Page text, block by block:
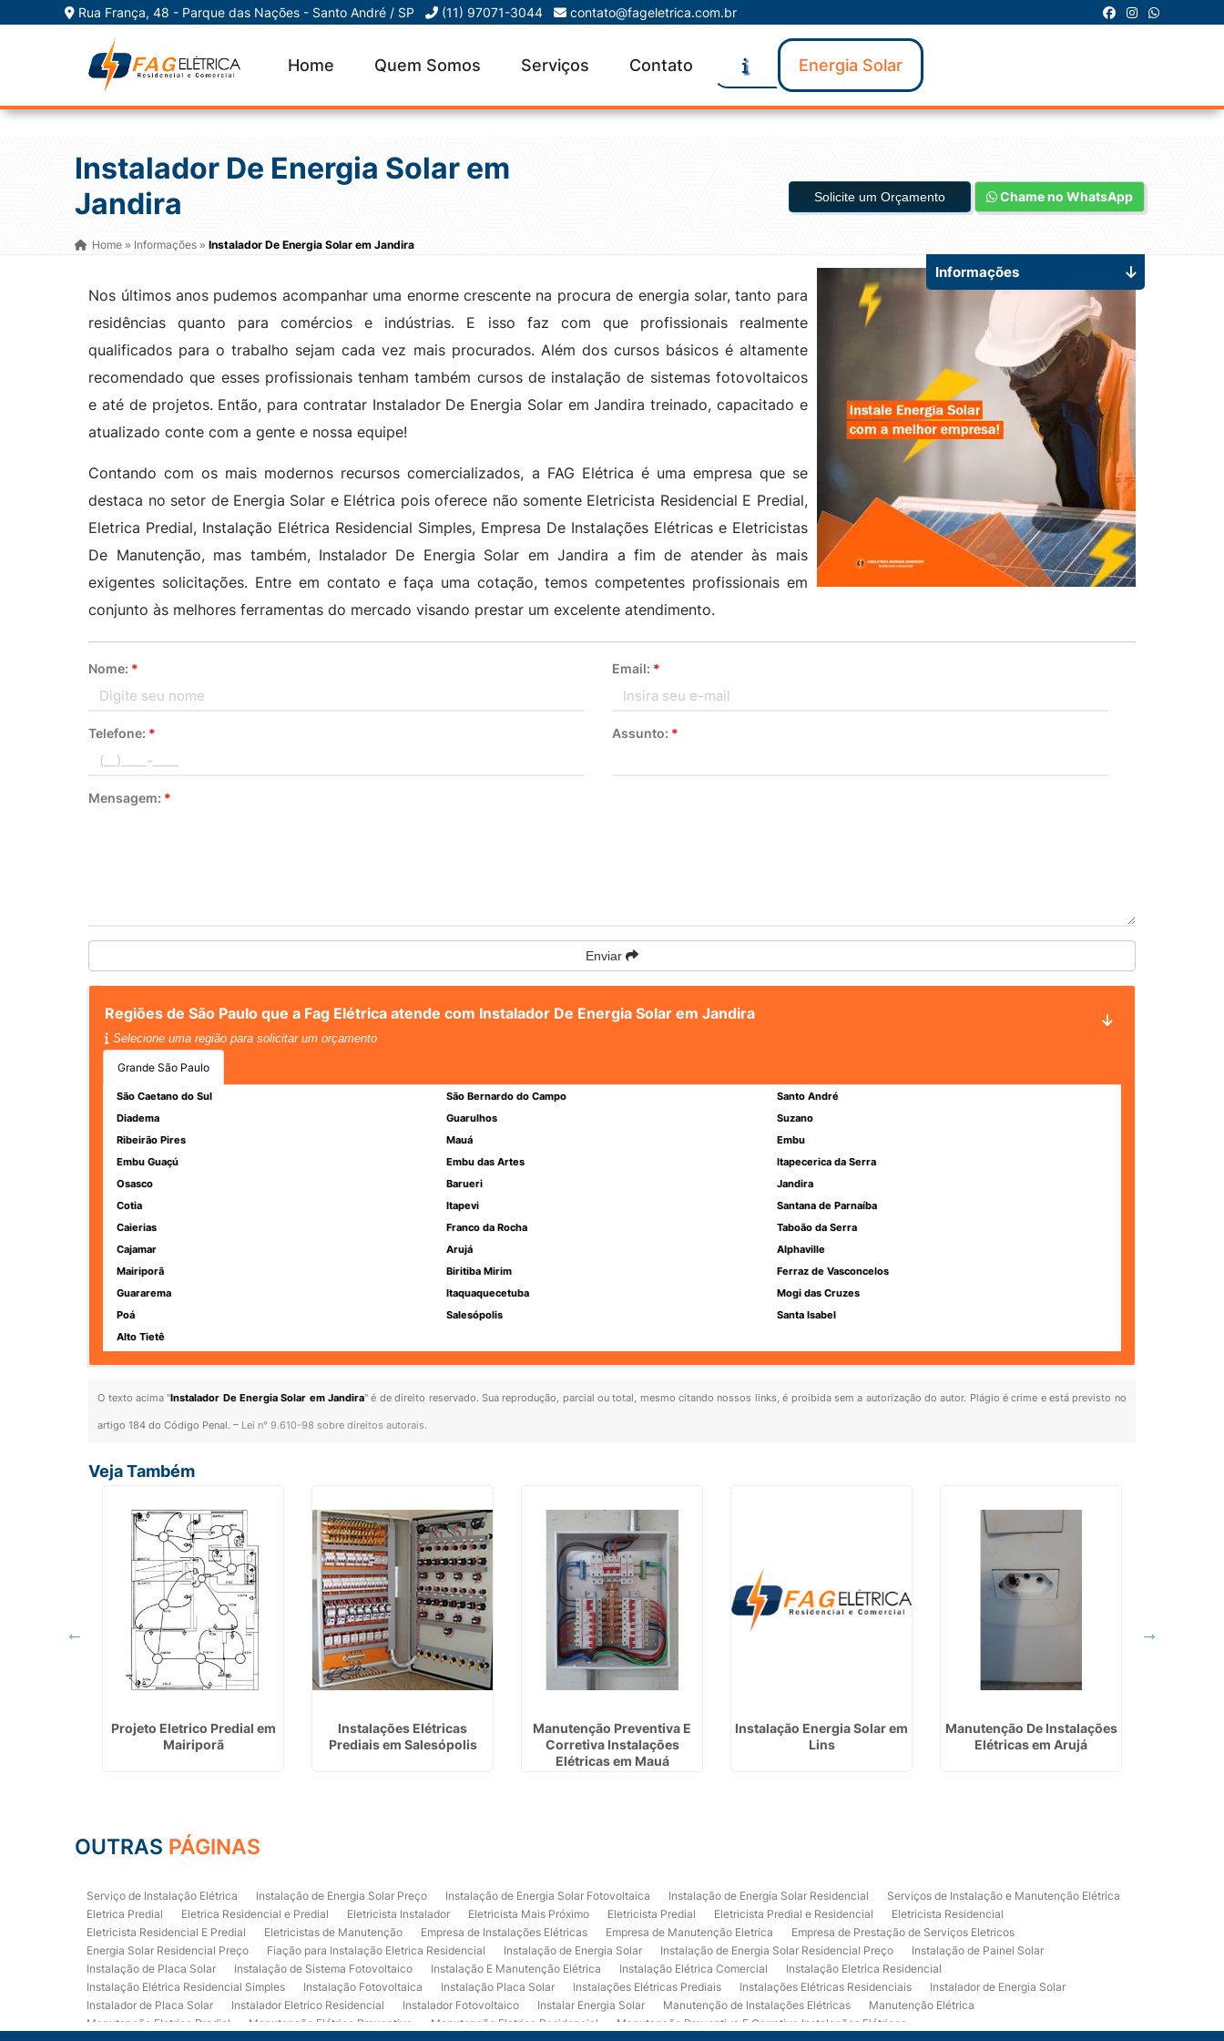
Rua França, 48 - Parque das Nações - Santo André / SP (11) 97071-3044 contato@fageletrica.com.br
Home Quem Somos Serviços Contato Energia Solar
Instalador De Energia Solar em
Jandira
Home » Informações » Instalador De Energia Solar em Jandira
Solicite um Orçamento Chame no WhatsApp
Nos últimos anos pudemos acompanhar uma enorme crescente na procura de energia solar, tanto para
residências quanto para comércios e indústrias. E isso faz com que profissionais realmente
qualificados para o trabalho sejam cada vez mais procurados. Além dos cursos básicos é altamente
recomendado que esses profissionais tenham também cursos de instalação de sistemas fotovoltaicos
e até de projetos. Então, para contratar Instalador De Energia Solar em Jandira treinado, capacitado e
atualizado conte com a gente e nossa equipe!
Contando com os mais modernos recursos comercializados, a FAG Elétrica é uma empresa que se
destaca no setor de Energia Solar e Elétrica pois oferece não somente Eletricista Residencial E Predial,
Eletrica Predial, Instalação Elétrica Residencial Simples, Empresa De Instalações Elétricas e Eletricistas
De Manutenção, mas também, Instalador De Energia Solar em Jandira a fim de atender às mais
exigentes solicitações. Entre em contato e faça uma cotação, temos competentes profissionais em
conjunto às melhores ferramentas do mercado visando prestar um excelente atendimento.
Nome: * Email: *
Telefone: * Assunto: *
Mensagem: *
Enviar
Regiões de São Paulo que a Fag Elétrica atende com Instalador De Energia Solar em Jandira
Selecione uma região para solicitar um orçamento
Grande São Paulo
São Caetano do Sul São Bernardo do Campo
Santo André
Diadema
Guarulhos
Suzano
Ribeirão Pires
Mauá
Embu
Embu Guaçú
Embu das Artes
Itapecerica da Serra
Osasco
Barueri
Jandira
Cotia
Itapevi
Santana de Parnaíba
Caierias
Franco da Rocha
Taboão da Serra
Cajamar
Arujá
Alphaville
Mairiporã
Biritiba Mirim
Ferraz de Vasconcelos
Guararema
Itaquaquecetuba
Mogi das Cruzes
Poá
Salesópolis
Santa Isabel
Alto Tietê
O texto acima "Instalador De Energia Solar em Jandira" é de direito reservado. Sua reprodução, parcial ou total, mesmo citando nossos links, é proibida sem a autorização do autor. Plágio é crime e está previsto no
artigo 184 do Código Penal. – Lei n° 9.610-98 sobre direitos autorais.
Informações
Veja Também
Projeto Eletrico Predial em
Mairiporã
Instalações Elétricas
Prediais em Salesópolis
Manutenção Preventiva E
Corretiva Instalações
Elétricas em Mauá
Instalação Energia Solar em
Lins
Manutenção De Instalações
Elétricas em Arujá
OUTRAS PÁGINAS
Serviço de Instalação Elétrica Instalação de Energia Solar Preço Instalação de Energia Solar Fotovoltaica Instalação de Energia Solar Residencial
Serviços de Instalação e Manutenção Elétrica
Eletrica Predial
Eletrica Residencial e Predial Eletricista Instalador Eletricista Mais Próximo Eletricista Predial Eletricista Predial e Residencial
Eletricista Residencial
Eletricista Residencial E Predial
Eletricistas de Manutenção Empresa de Instalações Elétricas Empresa de Manutenção Eletrica
Empresa de Prestação de Serviços Eletricos
Energia Solar Residencial Preço
Fiação para Instalação Eletrica Residencial Instalação de Energia Solar Instalação de Energia Solar Residencial Preço
Instalação de Painel Solar
Instalação de Placa Solar
Instalação de Sistema Fotovoltaico Instalação E Manutenção Elétrica Instalação Elétrica Comercial
Instalação Eletrica Residencial
Instalação Elétrica Residencial Simples
Instalação Fotovoltaica Instalação Placa Solar Instalações Elétricas Prediais Instalações Elétricas Residenciais
Instalador de Energia Solar
Instalador de Placa Solar
Instalador Eletrico Residencial Instalador Fotovoltaico Instalar Energia Solar Manutenção de Instalações Elétricas
Manutenção Elétrica
Manutenção Eletrica Predial
Manutenção Elétrica Preventiva Manutenção Eletrica Residencial
Manutenção Preventiva E Corretiva Instalações Elétricas